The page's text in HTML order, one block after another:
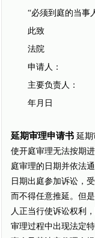
“必须到庭的当事人
此致
法院
申请人：
主要负责人：
年月日
延期审理申请书 延
使开庭审理无法按期
庭审理的日期并依法
日期出庭参加诉讼，
而不得任意推延。但
人正当行使诉讼权利
审理过程中出现法定